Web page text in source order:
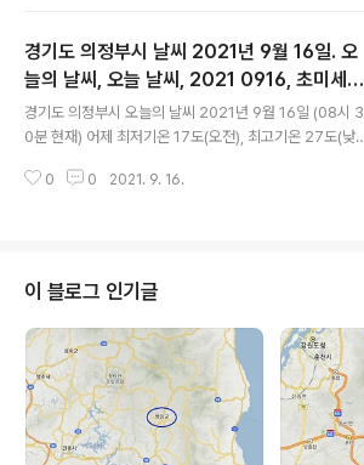
공기질은 어제 초미세먼지 좋음 = 8 ㎍/m³ 미세먼지는
좋음 = 16 ㎍/m³ 황사는 보통 = 30 ㎍/m³ 자외선 (오
후) = 한때 나쁨 오늘 초미세먼지 좋음 = 6 ㎍/m³ 미세먼
지는 좋음 = 13 ㎍/m³ 황사는 보통 = 1 ㎍/m³ (경기 지
역 평균) 자외선 (오후) = 한때 나쁨 대기상태는 어제보다
조금 좋습니다 대기상태는 전체적으로 ..
경기도 의정부시 날씨 2021년 9월 16일. 오
늘의 날씨, 오늘 날씨, 2021 0916, 초미세먼
지, 미세먼지, 황사, 자외선
경기도 의정부시 오늘의 날씨 2021년 9월 16일 (08시 3
0분 현재) 어제 최저기온 17도(오전), 최고기온 27도(낮)
도 낮은 최저기온, 어제와 같은 최고기온입니다 아침에 최
좋음 = 13 ㎍/m³ 황사는 보통 = 30 ㎍/m³ 자외선 (오
후) = 한때 나쁨 오늘 초미세먼지 좋음 = 5 ㎍/m³ 미세먼
지는 좋음 = 14 ㎍/m³ 황사는 보통 = 1 ㎍/m³ (경기 지
역 평균) 자외선 (오후) = 한때 나쁨 대기상태는 어제와 비
슷합니다 대기상태가 전체적으로 좋습니다..
0 0 2021. 9. 16.
이 블로그 인기글